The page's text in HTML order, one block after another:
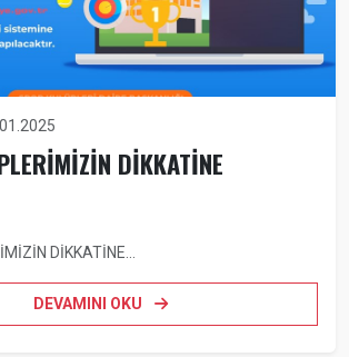
DİKKATİNE
DİKKATİNE...
DEVAMINI OKU